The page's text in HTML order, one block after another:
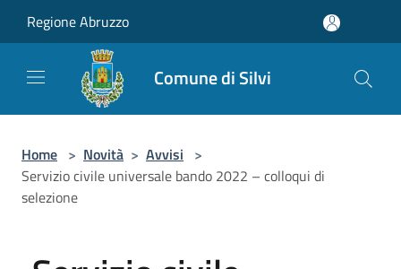
Regione Abruzzo
Comune di Silvi
Home > Novità > Avvisi >
Servizio civile universale bando 2022 – colloqui di
selezione